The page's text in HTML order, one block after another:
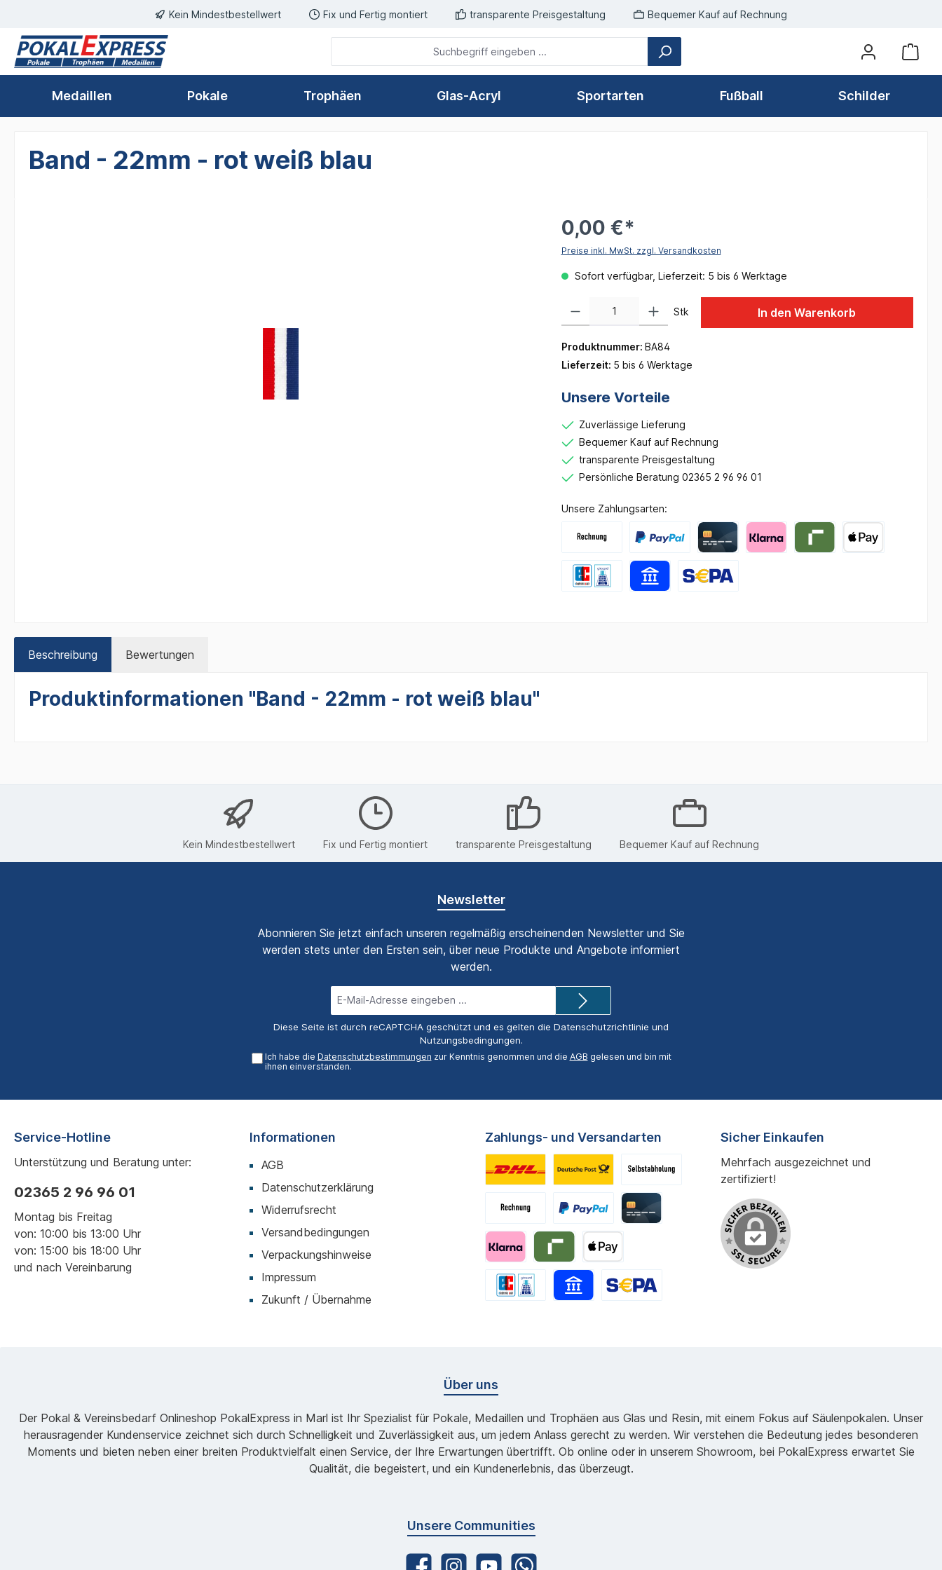
Zur Hauptnavigation springenKein Mindestbestellwert Fix und Fertig montiert transparente Preisgestaltung Bequemer Kauf auf Rechnung
Medaillen Pokale Trophäen Glas-Acryl Sportarten Fußball Schilder
Band - 22mm - rot weiß blau
0,00 €*
Preise inkl. MwSt. zzgl. Versandkosten
Sofort verfügbar, Lieferzeit: 5 bis 6 Werktage
Stk In den Warenkorb
Produktnummer: BA84
Lieferzeit: 5 bis 6 Werktage
Unsere Vorteile
Zuverlässige Lieferung
Bequemer Kauf auf Rechnung
transparente Preisgestaltung
Persönliche Beratung 02365 2 96 96 01
Unsere Zahlungsarten:
Beschreibung Bewertungen
Produktinformationen "Band - 22mm - rot weiß blau"
Kein Mindestbestellwert Fix und Fertig montiert transparente Preisgestaltung Bequemer Kauf auf Rechnung
Newsletter
Abonnieren Sie jetzt einfach unseren regelmäßig erscheinenden Newsletter und Sie
werden stets unter den Ersten sein, über neue Produkte und Angebote informiert
werden.
Mail-
Adresse*
Diese Seite ist durch reCAPTCHA geschützt und es gelten die Datenschutzrichtlinie und
Nutzungsbedingungen.
Ich habe die Datenschutzbestimmungen zur Kenntnis genommen und die AGB gelesen und bin mit
ihnen einverstanden.
Service-Hotline
Unterstützung und Beratung unter:
02365 2 96 96 01
Montag bis Freitag
von: 10:00 bis 13:00 Uhr
von: 15:00 bis 18:00 Uhr
und nach Vereinbarung
Informationen
AGB
Datenschutzerklärung
Widerrufsrecht
Versandbedingungen
Verpackungshinweise
Impressum
Zukunft / Übernahme
Zahlungs- und Versandarten Sicher Einkaufen
Mehrfach ausgezeichnet und
zertifiziert!
Über uns
Der Pokal & Vereinsbedarf Onlineshop PokalExpress in Marl ist Ihr Spezialist für Pokale, Medaillen und Trophäen aus Glas und Resin, mit einem Fokus auf Säulenpokalen. Unser
herausragender Kundenservice zeichnet sich durch Schnelligkeit und Zuverlässigkeit aus, um jedem Anlass gerecht zu werden. Wir verstehen die Bedeutung jedes besonderen
Moments und bieten neben einer breiten Produktvielfalt einen Service, der Ihre Erwartungen übertrifft. Ob online oder in unserem Showroom, bei PokalExpress erwartet Sie
Qualität, die begeistert, und ein Kundenerlebnis, das überzeugt.
Unsere Communities